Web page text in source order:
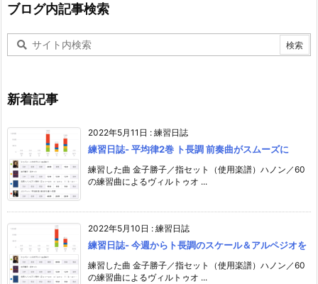
ブログ内記事検索
新着記事
2022年5月11日 : 練習日誌
練習日誌- 平均律2巻 ト長調 前奏曲がスムーズに
練習した曲 金子勝子／指セット（使用楽譜）ハノン／60
の練習曲によるヴィルトゥオ ...
2022年5月10日 : 練習日誌
練習日誌- 今週からト長調のスケール＆アルペジオを
練習した曲 金子勝子／指セット（使用楽譜）ハノン／60
の練習曲によるヴィルトゥオ ...